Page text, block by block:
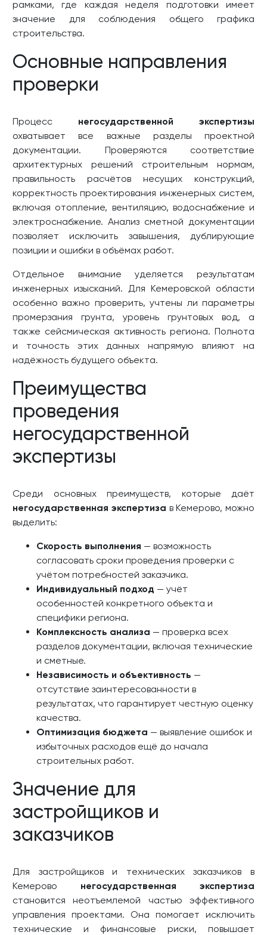
рамками, где каждая неделя подготовки имеет
значение для соблюдения общего графика
строительства.
Основные направления
проверки
Процесс негосударственной экспертизы
охватывает все важные разделы проектной
документации. Проверяются соответствие
архитектурных решений строительным нормам,
правильность расчётов несущих конструкций,
корректность проектирования инженерных систем,
включая отопление, вентиляцию, водоснабжение и
электроснабжение. Анализ сметной документации
позволяет исключить завышения, дублирующие
позиции и ошибки в объёмах работ.
Отдельное внимание уделяется результатам
инженерных изысканий. Для Кемеровской области
особенно важно проверить, учтены ли параметры
промерзания грунта, уровень грунтовых вод, а
также сейсмическая активность региона. Полнота
и точность этих данных напрямую влияют на
надёжность будущего объекта.
Преимущества
проведения
негосударственной
экспертизы
Среди основных преимуществ, которые даёт
негосударственная экспертиза в Кемерово, можно
выделить:
Скорость выполнения — возможность
согласовать сроки проведения проверки с
учётом потребностей заказчика.
Индивидуальный подход — учёт
особенностей конкретного объекта и
специфики региона.
Комплексность анализа — проверка всех
разделов документации, включая технические
и сметные.
Независимость и объективность —
отсутствие заинтересованности в
результатах, что гарантирует честную оценку
качества.
Оптимизация бюджета — выявление ошибок и
избыточных расходов ещё до начала
строительных работ.
Значение для
застройщиков и
заказчиков
Для застройщиков и технических заказчиков в
Кемерово негосударственная экспертиза
становится неотъемлемой частью эффективного
управления проектами. Она помогает исключить
технические и финансовые риски, повышает